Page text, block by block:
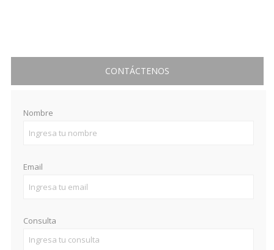
CONTÁCTENOS
Nombre
Email
Consulta